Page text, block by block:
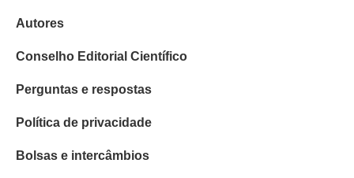
Autores
Conselho Editorial Científico
Perguntas e respostas
Política de privacidade
Bolsas e intercâmbios